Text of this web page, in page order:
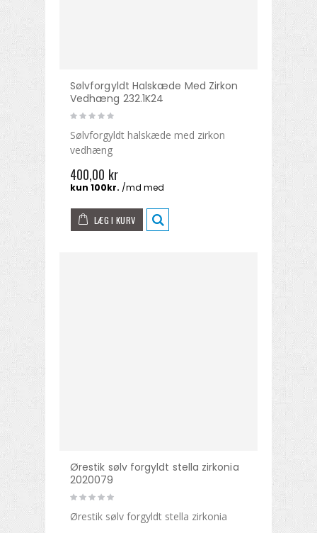
Sølvforgyldt Halskæde Med Zirkon
Vedhæng 232.1K24
Sølvforgyldt halskæde med zirkon
vedhæng
400,00 kr
LÆG I KURV
Ørestik sølv forgyldt stella zirkonia
2020079
Ørestik sølv forgyldt stella zirkonia